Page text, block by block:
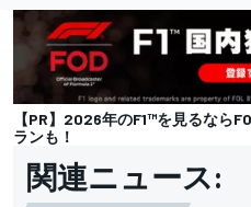
【PR】2026年のF1™を見るなら
ランも！
関連ニュース: